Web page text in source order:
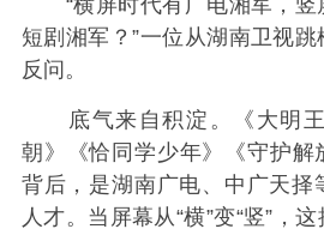
“横屏时代有广电湘军，竖
短剧湘军？”一位从湖南卫视
反问。
底气来自积淀。《大明王
朝》《恰同学少年》《守护
背后，是湖南广电、中广天择
人才。当屏幕从“横”变“竖”，